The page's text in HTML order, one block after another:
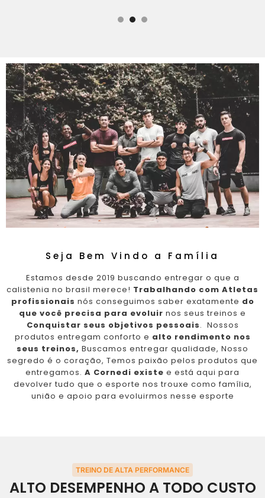
Seja Bem Vindo a Família
Estamos desde 2019 buscando entregar o que a
calistenia no brasil merece! Trabalhando com Atletas
profissionais nós conseguimos saber exatamente do
que você precisa para evoluir nos seus treinos e
Conquistar seus objetivos pessoais. Nossos
produtos entregam conforto e alto rendimento nos
seus treinos, Buscamos entregar qualidade, Nosso
segredo é o coração, Temos paixão pelos produtos que
entregamos. A Cornedi existe e está aqui para
devolver tudo que o esporte nos trouxe como família,
união e apoio para evoluirmos nesse esporte
TREINO DE ALTA PERFORMANCE
ALTO DESEMPENHO A TODO CUSTO